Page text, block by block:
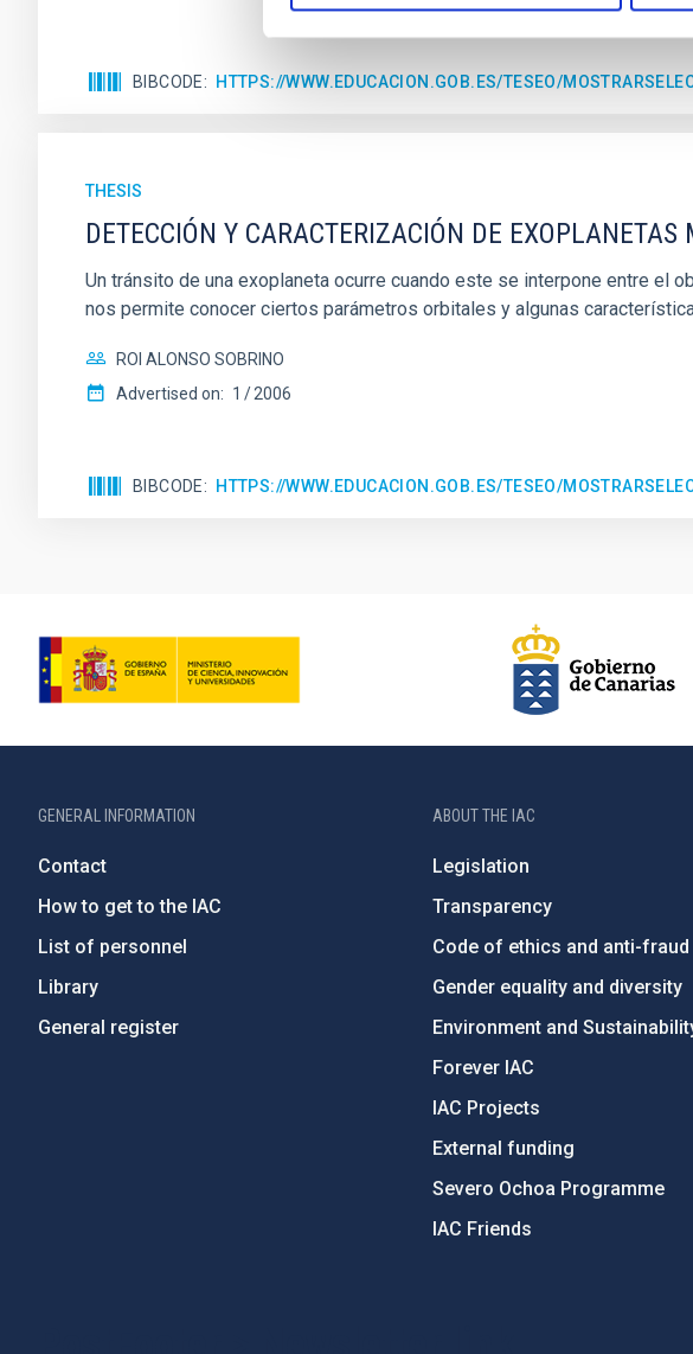
BIBCODE HTTPS://WWW.EDUCACION.GOB.ES/TESEO/
THESIS
DETECCIÓN Y CARACTERIZACIÓN DE
Un tránsito de una exoplaneta ocurre cuando este se interpone entre el
nos permite conocer ciertos parámetros orbitales y algunas
ROI ALONSO SOBRINO
Advertised on: 1 2006
BIBCODE HTTPS://WWW.EDUCACION.GOB.ES/TESEO/
GENERAL INFORMATION
Contact
How to get to the IAC
List of personnel
Library
General register
ABOUT THE IAC
Legislation
Transparency
Code of ethics and anti-
Gender equality and diversity
Environment and
Forever IAC
IAC Projects
External funding
Severo Ochoa Programme
IAC Friends